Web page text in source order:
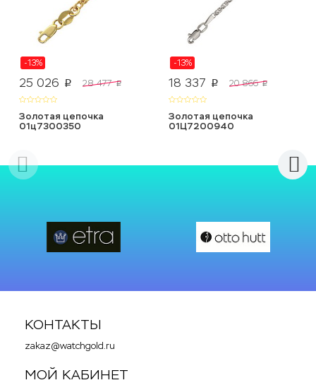
-13%
25 026 p 28 477 p
Золотая цепочка
01ц7300350
-13%
18 337 p 20 866 p
Золотая цепочка
01Ц7200940
КОНТАКТЫ
zakaz@watchgold.ru
МОЙ КАБИНЕТ